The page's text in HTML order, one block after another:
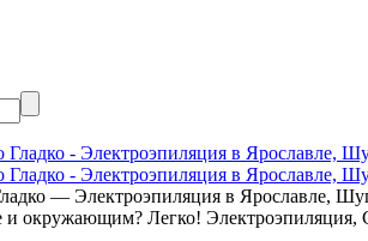
— Электроэпиляция в Ярославле,
и окружающим? Легко!